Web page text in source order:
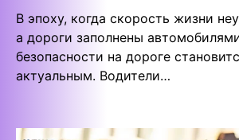
В эпоху, когда скорость жизни
а дороги заполнены
безопасности на дороге
актуальным. Водители…